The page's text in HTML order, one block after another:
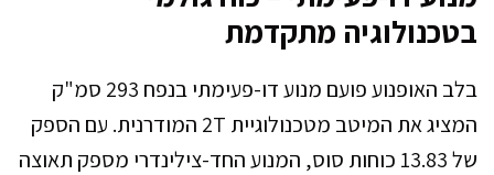
בטכנולוגיה מתקדמת
בלב האופנוע פועם מנוע דו-פעימתי בנפח 293 סמ"ק
המציג את המיטב מטכנולוגיית 2T המודרנית. עם הספק
של 13.83 כוחות סוס, המנוע החד-צילינדרי מספק תאוצה